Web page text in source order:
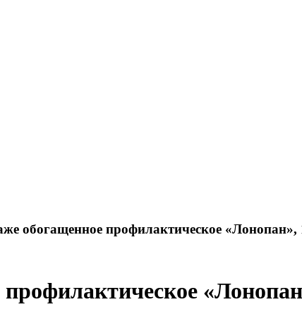
обогащенное профилактическое «Лонопан»,